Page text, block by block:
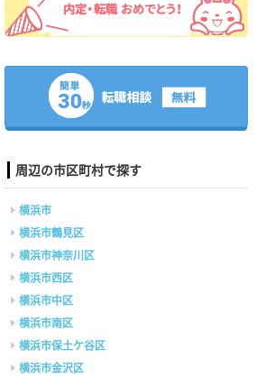
周辺の市区町村で探す
横浜市
横浜市鶴見区
横浜市神奈川区
横浜市西区
横浜市中区
横浜市南区
横浜市保土ケ谷区
横浜市金沢区